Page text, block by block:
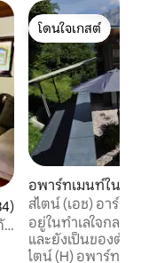
4.94 จาก 5, 134 รีวิว
ย
โดนใจเกสต์
โดนใจเกสต์
อพาร์ทเมนท์ใน
n
สไตน์ (เอช) อาร์ต
อยู่ในทำเลใจกลาง
และยังเป็นของตัว
ไตน์ (H) อพาร์ทเม